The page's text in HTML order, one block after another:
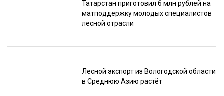
Татарстан приготовил 6 млн рублей на
матподдержку молодых специалистов
лесной отрасли
Лесной экспорт из Вологодской области
в Среднюю Азию растёт